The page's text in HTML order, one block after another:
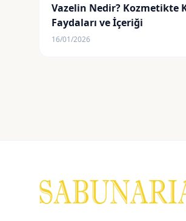
Vazelin Nedir? Kozmetikte
Faydaları ve İçeriği
16/01/2026